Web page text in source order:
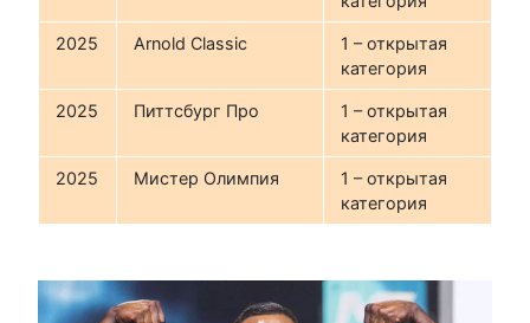
2025 Arnold Classic
1 – открытая
категория
2025 Питтсбург Про
1 – открытая
категория
2025 Мистер Олимпия
1 – открытая
категория